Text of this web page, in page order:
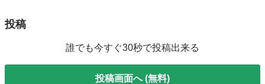
投稿
誰でも今すぐ30秒で投稿出来る
投稿画面へ (無料)